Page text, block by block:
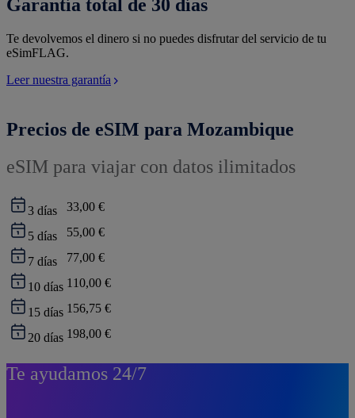
Garantía total de 30 días
Te devolvemos el dinero si no puedes disfrutar del servicio de tu
eSimFLAG.
Leer nuestra garantía
Precios de eSIM para Mozambique
eSIM para viajar con datos ilimitados
3 días 33,00 €
5 días 55,00 €
7 días 77,00 €
10 días 110,00 €
15 días 156,75 €
20 días 198,00 €
Te ayudamos 24/7